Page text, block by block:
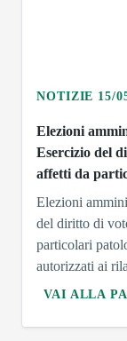
NOTIZIE 15/
Elezioni
Esercizio del
affetti da
Elezioni
del diritto di
particolari
autorizzati ai
VAI ALLA